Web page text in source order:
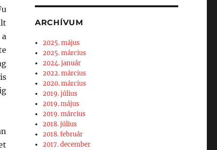
ARCHÍVUM
2025. május
2025. március
2024. január
2022. március
2020. március
2019. július
2019. május
2019. március
2018. július
2018. február
2017. december